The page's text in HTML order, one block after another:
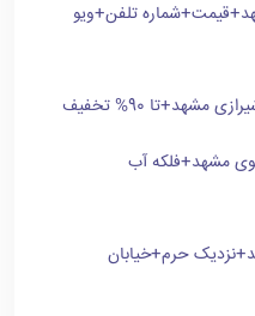
تلفن+ویو
90% تخفیف
مشهد+فلکه آب
۴ ستاره مشهد+نزدیک حرم+خیابان